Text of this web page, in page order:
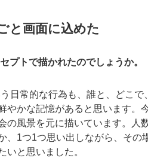
と画面に込めた
プトで描かれたのでしょうか。
日常的な行為も、誰と、どこで、
やかな記憶があると思います。
の風景を元に描いています。人
、1つ1つ思い出しながら、その
いと思いました。